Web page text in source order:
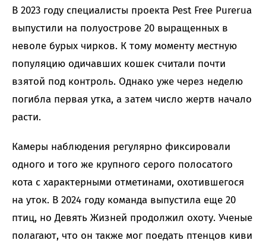
В 2023 году специалисты проекта Pest Free Purerua
выпустили на полуострове 20 выращенных в
неволе бурых чирков. К тому моменту местную
популяцию одичавших кошек считали почти
взятой под контроль. Однако уже через неделю
погибла первая утка, а затем число жертв начало
расти.
Камеры наблюдения регулярно фиксировали
одного и того же крупного серого полосатого
кота с характерными отметинами, охотившегося
на уток. В 2024 году команда выпустила еще 20
птиц, но Девять Жизней продолжил охоту. Ученые
полагают, что он также мог поедать птенцов киви